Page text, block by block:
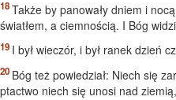
Także by panowały dniem i
światłem, a ciemnością. I Bóg
I był wieczór, i był ranek dzień
Bóg też powiedział: Niech się
ptactwo niech się unosi nad